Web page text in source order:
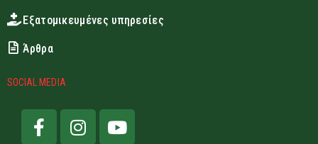
Εξατομικευμένες υπηρεσίες
Άρθρα
SOCIAL MEDIA